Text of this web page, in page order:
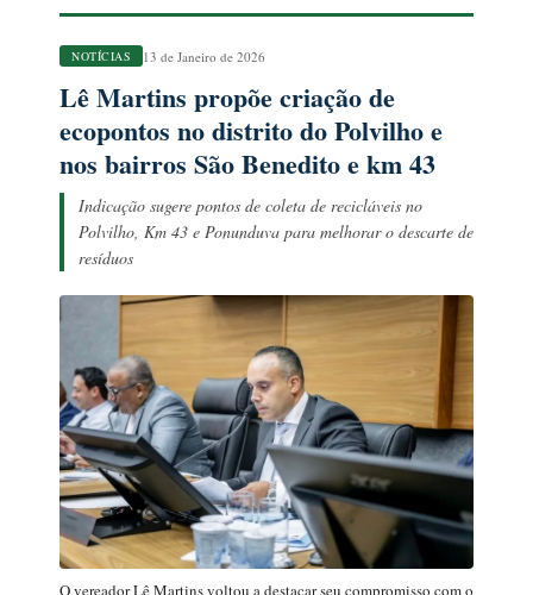
NOTÍCIAS 13 de Janeiro de 2026
Lê Martins propõe criação de
ecopontos no distrito do Polvilho e
nos bairros São Benedito e km 43
Indicação sugere pontos de coleta de recicláveis no
Polvilho, Km 43 e Ponunduva para melhorar o descarte de
resíduos
O vereador Lê Martins voltou a destacar seu compromisso com o